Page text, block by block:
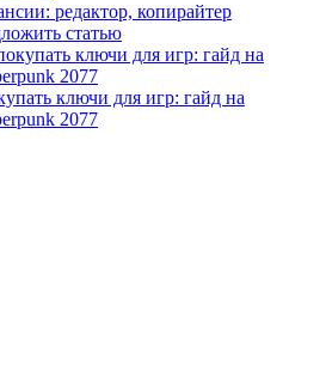
редактор, копирайтер
статью
ключи для игр: гайд на
2077